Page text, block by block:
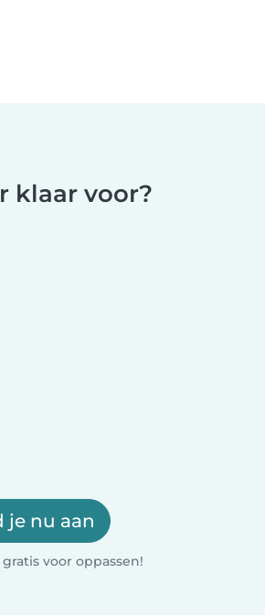
klaar voor?
je nu aan
voor oppassen!